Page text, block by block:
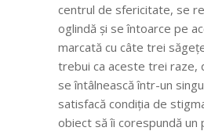
centrul de sfericitate, se
oglindă și se întoarce pe
marcată cu câte trei
trebui ca aceste trei raze,
se întâlnească într-un
satisfacă condiția de
obiect să îi corespundă un